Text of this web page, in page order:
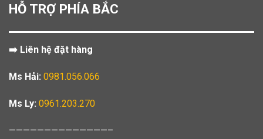
HỖ TRỢ PHÍA BẮC
➡️ Liên hệ đặt hàng
Ms Hải: 0981.056.066
Ms Ly: 0961.203.270
——————————————–